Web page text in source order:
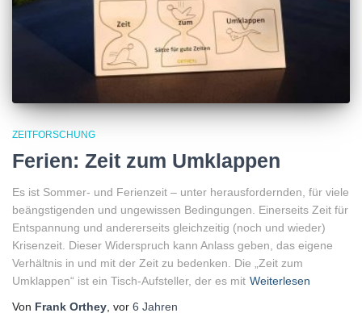
ZEITFORSCHUNG
Ferien: Zeit zum Umklappen
Es ist Sommer- und Ferienzeit – unter herausfordernden, für viele
beängstigenden und ungewissen Bedingungen. Einerseits Zeit für
Entspannung und andererseits gleichzeitig (noch und wieder)
Krisenzeit. Dieser Widerspruch kann Anlass geben, das eigene
Verhältnis in und mit der Zeit zu bedenken. Die „Zeit zum
Umklappen“ ist ein Tisch-Aufsteller, der es mit Weiterlesen
Von Frank Orthey, vor 6 Jahren